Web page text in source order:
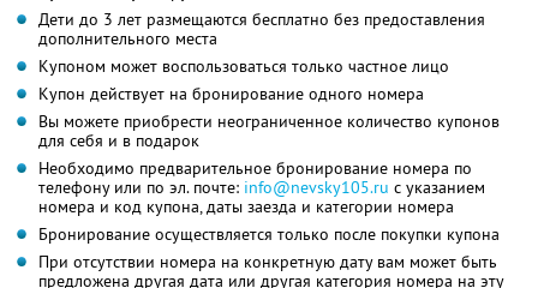
Дети до 3 лет размещаются бесплатно без предоставления
дополнительного места
Купоном может воспользоваться только частное лицо
Купон действует на бронирование одного номера
Вы можете приобрести неограниченное количество купонов
для себя и в подарок
Необходимо предварительное бронирование номера по
телефону или по эл. почте: info@nevsky105.ru с указанием
номера и код купона, даты заезда и категории номера
Бронирование осуществляется только после покупки купона
При отсутствии номера на конкретную дату вам может быть
предложена другая дата или другая категория номера на эту